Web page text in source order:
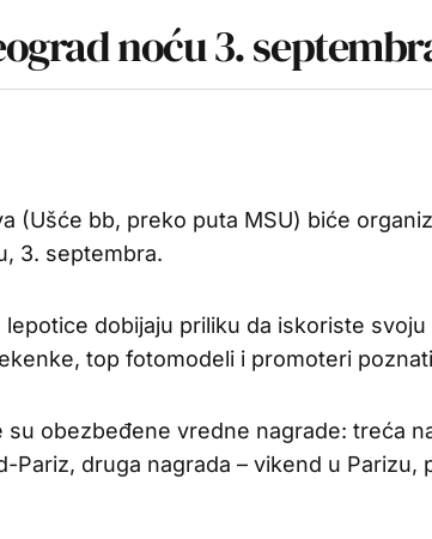
noću 3.
(Ušće bb, preko puta MSU) biće
3. septembra.
dobijaju priliku da iskoriste
top fotomodeli i promoteri
su obezbeđene vredne nagrade: treća
Pariz, druga nagrada – vikend u Parizu,